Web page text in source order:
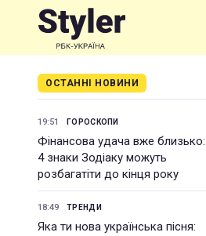
ОСТАННІ НОВИНИ
19:51 ГОРОСКОПИ
Фінансова удача вже близько:
4 знаки Зодіаку можуть
розбагатіти до кінця року
18:49 ТРЕНДИ
Яка ти нова українська пісня: